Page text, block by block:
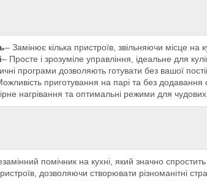
– Замінює кілька пристроїв, звільняючи місце на
– Просте і зрозуміле управління, ідеальне для
програми дозволяють готувати без вашої
приготування на парі та без
нагрівання та оптимальні режими для чудових
помічник на кухні, який значно
дозволяючи створювати